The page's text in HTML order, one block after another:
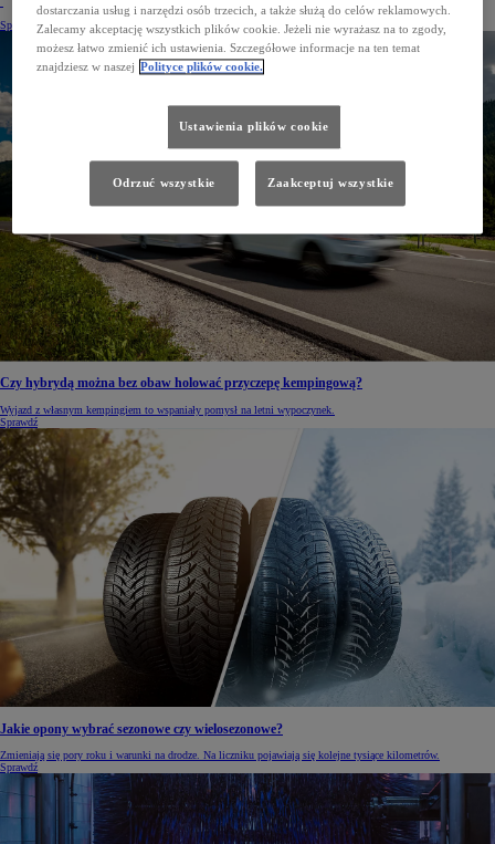
Sprawdź
Czy hybrydą można bez obaw holować przyczepę kempingową?
Wyjazd z własnym kempingiem to wspaniały pomysł na letni wypoczynek.
Sprawdź
Jakie opony wybrać sezonowe czy wielosezonowe?
Zmieniają się pory roku i warunki na drodze. Na liczniku pojawiają się kolejne tysiące kilometrów.
Sprawdź
dostarczania usług i narzędzi osób trzecich, a także służą do celów reklamowych.
Zalecamy akceptację wszystkich plików cookie. Jeżeli nie wyrażasz na to zgody,
możesz łatwo zmienić ich ustawienia. Szczegółowe informacje na ten temat
znajdziesz w naszej Polityce plików cookie.
Ustawienia plików cookie
Odrzuć wszystkie Zaakceptuj wszystkie